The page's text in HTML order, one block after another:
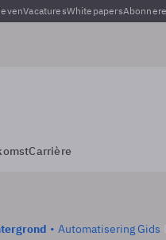
VacaturesWhitepapers
Carrière
Automatisering Gids